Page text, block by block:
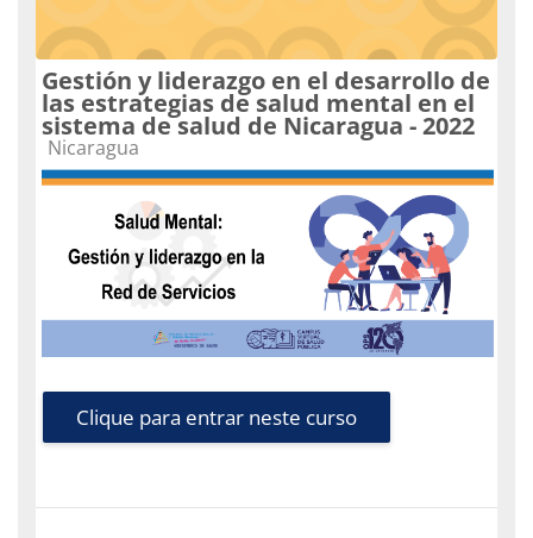
Gestión y liderazgo en el desarrollo de
las estrategias de salud mental en el
sistema de salud de Nicaragua - 2022
Categoria do curso
Nicaragua
Clique para entrar neste curso